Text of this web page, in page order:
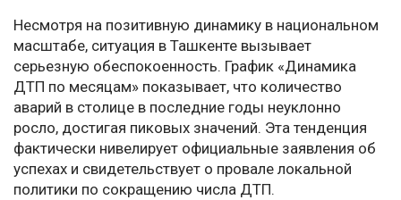
Несмотря на позитивную динамику в национальном
масштабе, ситуация в Ташкенте вызывает
серьезную обеспокоенность. График «Динамика
ДТП по месяцам» показывает, что количество
аварий в столице в последние годы неуклонно
росло, достигая пиковых значений. Эта тенденция
фактически нивелирует официальные заявления об
успехах и свидетельствует о провале локальной
политики по сокращению числа ДТП.